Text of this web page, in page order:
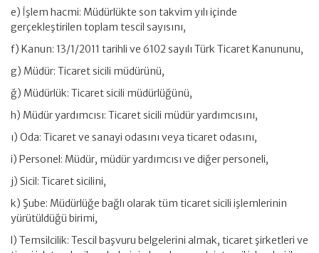
e) İşlem hacmi: Müdürlükte son takvim yılı içinde
gerçekleştirilen toplam tescil sayısını,
f) Kanun: 13/1/2011 tarihli ve 6102 sayılı Türk Ticaret Kanununu,
g) Müdür: Ticaret sicili müdürünü,
ğ) Müdürlük: Ticaret sicili müdürlüğünü,
h) Müdür yardımcısı: Ticaret sicili müdür yardımcısını,
ı) Oda: Ticaret ve sanayi odasını veya ticaret odasını,
i) Personel: Müdür, müdür yardımcısı ve diğer personeli,
j) Sicil: Ticaret sicilini,
k) Şube: Müdürlüğe bağlı olarak tüm ticaret sicili işlemlerinin
yürütüldüğü birimi,
l) Temsilcilik: Tescil başvuru belgelerini almak, ticaret şirketleri ve